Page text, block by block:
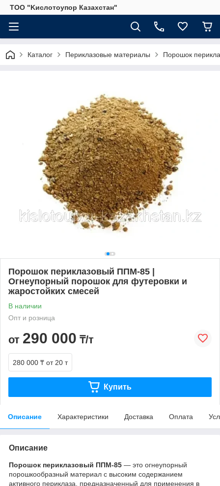
ТОО "Kислoтoупoр Казахстaн"
Каталог Периклазовые материалы Порошок
Порошок периклазовый ППМ-85 |
Огнеупорный порошок для футеровки и
жаростойких смесей
В наличии
Опт и розница
от 290 000 ₸/т
280 000 ₸ от 20 т
Купить
Описание Характеристики Доставка Оплата
Описание
Порошок периклазовый ППМ-85 — это огнеупорный
порошкообразный материал с высоким содержанием
активного периклаза, предназначенный для применения в